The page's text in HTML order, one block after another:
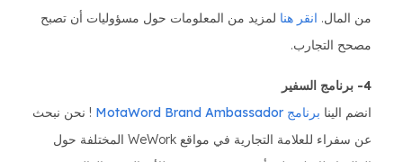
من المال. انقر هنا لمزيد من المعلومات حول مسؤوليات أن تصبح
مصحح التجارب.
4- برنامج السفير
انضم الينا برنامج MotaWord Brand Ambassador
! نحن نبحث
عن سفراء للعلامة التجارية في مواقع WeWork المختلفة حول